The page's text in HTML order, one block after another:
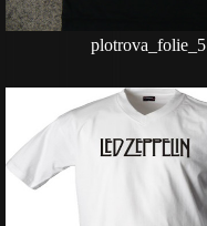
plotrova_folie_5